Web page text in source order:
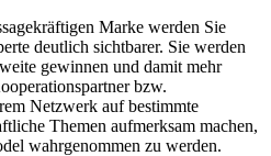
Marke werden Sie
deutlich sichtbarer. Sie werden
gewinnen und damit mehr
bzw.
Netzwerk auf bestimmte
Themen aufmerksam machen,
wahrgenommen zu werden.